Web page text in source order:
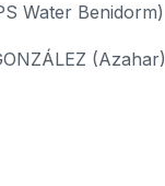
Water Benidorm)
(Azahar)